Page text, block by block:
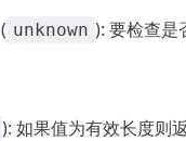
( unknown ): 要检查是
): 如果值为有效长度则